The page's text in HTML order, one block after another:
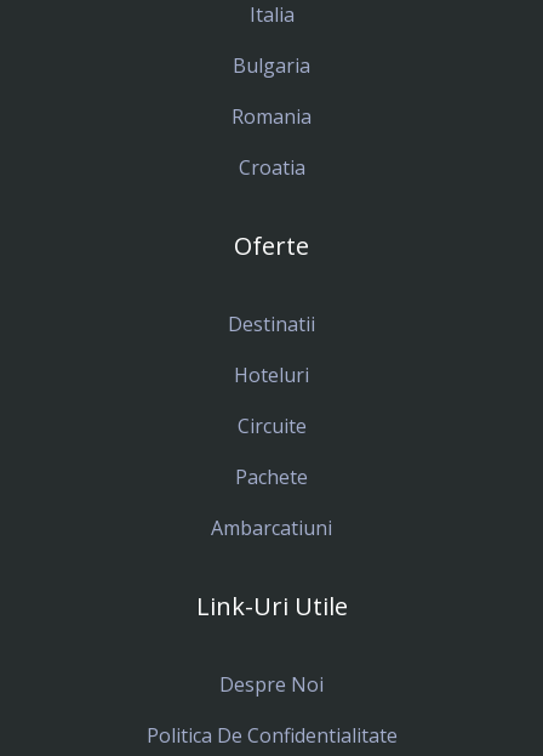
Italia
Bulgaria
Romania
Croatia
Oferte
Destinatii
Hoteluri
Circuite
Pachete
Ambarcatiuni
Link-Uri Utile
Despre Noi
Politica De Confidentialitate